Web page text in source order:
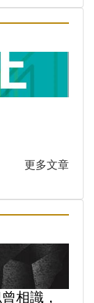
更多文章
相識，